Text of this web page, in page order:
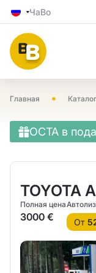
ЧаВо
Главная • Каталог
OCTA в
TOYOTA
Полная цена
3000 € От